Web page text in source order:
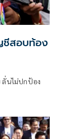
ชีสอบท้อง
นไม่ปกป้อง